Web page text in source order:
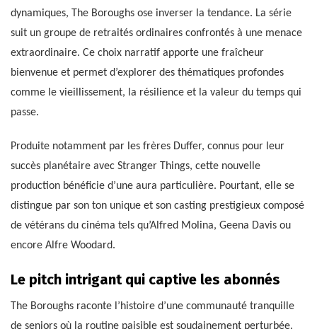
dynamiques, The Boroughs ose inverser la tendance. La série
suit un groupe de retraités ordinaires confrontés à une menace
extraordinaire. Ce choix narratif apporte une fraîcheur
bienvenue et permet d’explorer des thématiques profondes
comme le vieillissement, la résilience et la valeur du temps qui
passe.
Produite notamment par les frères Duffer, connus pour leur
succès planétaire avec Stranger Things, cette nouvelle
production bénéficie d’une aura particulière. Pourtant, elle se
distingue par son ton unique et son casting prestigieux composé
de vétérans du cinéma tels qu’Alfred Molina, Geena Davis ou
encore Alfre Woodard.
Le pitch intrigant qui captive les abonnés
The Boroughs raconte l’histoire d’une communauté tranquille
de seniors où la routine paisible est soudainement perturbée.